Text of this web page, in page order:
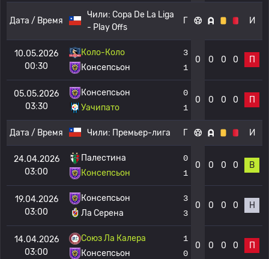
Дата / Время
Чили: Copa De La Liga
- Play Offs
Г И
10.05.2026
00:30
Коло-Коло
Консепсьон
3
1
0 0 0 0 П
05.05.2026
03:30
Консепсьон
Уачипато
0
1
0 0 0 0 П
Дата / Время Чили: Премьер-лига Г И
24.04.2026
03:00
Палестина
Консепсьон
0
1
0 0 0 0 В
19.04.2026
03:00
Консепсьон
Ла Серена
3
3
0 0 0 0 Н
14.04.2026
03:00
Союз Ла Калера
Консепсьон
1
0
0 0 0 0 П